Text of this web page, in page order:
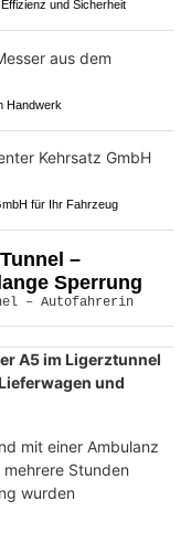
und Sicherheit
Handwerk
für Ihr Fahrzeug
–
Sperrung
A5 im Ligerztunnel
und
mit einer Ambulanz
Stunden
wurden